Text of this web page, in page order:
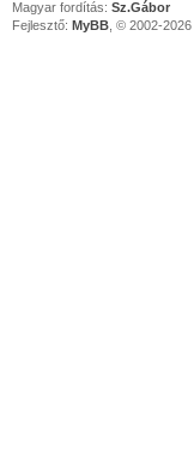
Magyar fordítás: Sz.Gábor
Fejlesztő: MyBB , © 2002-2026